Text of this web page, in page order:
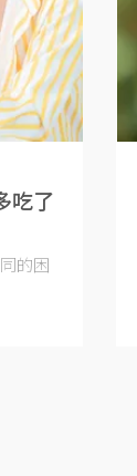
吃了
的困